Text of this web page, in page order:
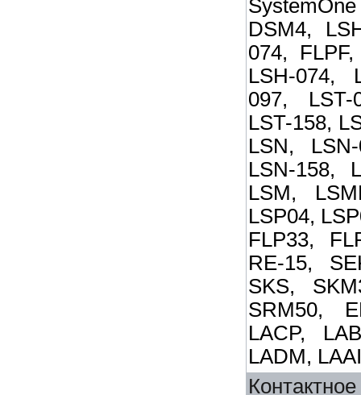
DSM4,
074,
LSH-074,
097, LST-
LST-158,
LSN,
LSN-158,
LSM,
LSP04,
FLP33,
RE-15,
SKS,
SRM50,
LACP,
LADM,